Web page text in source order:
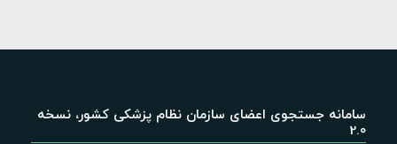
سامانه جستجوی اعضای سازمان نظام پزشکی کشور، نسخه
2.0